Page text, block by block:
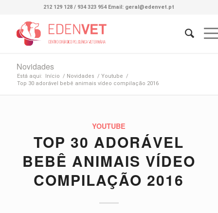
212 129 128 / 934 323 954 Email: geral@edenvet.pt
Novidades
Está aqui: Início / Novidades / Youtube /
Top 30 adorável bebê animais vídeo compilação 2016
YOUTUBE
TOP 30 ADORÁVEL
BEBÊ ANIMAIS VÍDEO
COMPILAÇÃO 2016